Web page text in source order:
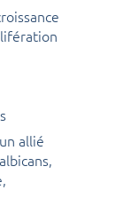
allié